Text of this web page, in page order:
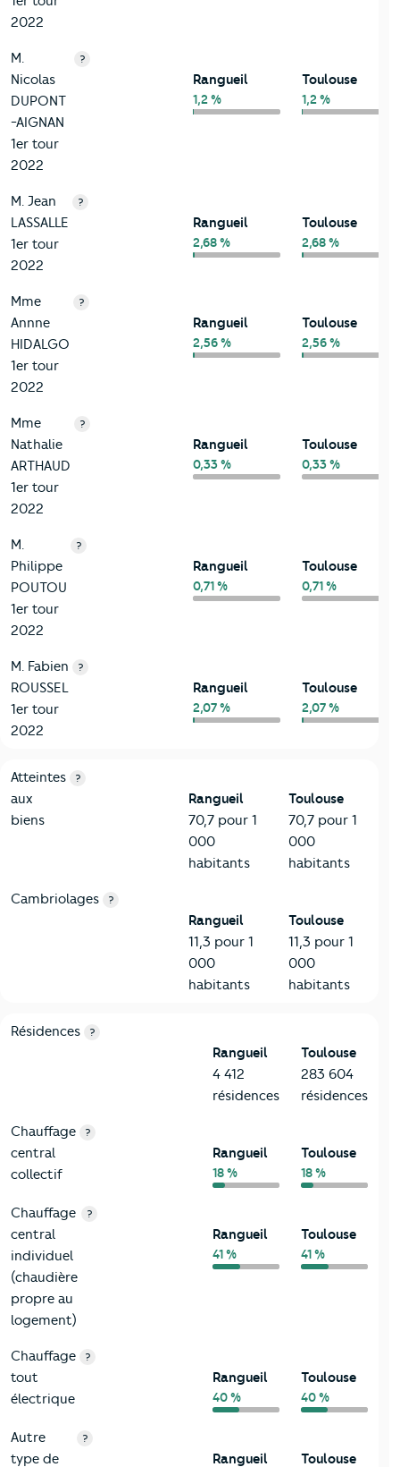
2022
M.
Nicolas
DUPONT
-AIGNAN
1er tour
2022
?
Rangueil
1,2 %
Toulouse
1,2 %
M. Jean
LASSALLE
1er tour
2022
?
Rangueil
2,68 %
Toulouse
2,68 %
Mme
Annne
HIDALGO
1er tour
2022
?
Rangueil
2,56 %
Toulouse
2,56 %
Mme
Nathalie
ARTHAUD
1er tour
2022
?
Rangueil
0,33 %
Toulouse
0,33 %
M.
Philippe
POUTOU
1er tour
2022
?
Rangueil
0,71 %
Toulouse
0,71 %
M. Fabien
ROUSSEL
1er tour
2022
?
Rangueil
2,07 %
Toulouse
2,07 %
7-Sécurité
Critères
Atteintes
aux
biens
?
Rangueil
70,7 pour 1
000
habitants
Toulouse
70,7 pour 1
000
habitants
Cambriolages ?
Rangueil
11,3 pour 1
000
habitants
Toulouse
11,3 pour 1
000
habitants
8-Chauffage
Critères Rangueil
Résidences ?
Rangueil
4 412
résidences
Toulouse
283 604
résidences
Chauffage
central
collectif
?
Rangueil
18 %
Toulouse
18 %
Chauffage
central
individuel
(chaudière
propre au
logement)
?
Rangueil
41 %
Toulouse
41 %
Chauffage
tout
électrique
?
Rangueil
40 %
Toulouse
40 %
Autre
type de
?
Rangueil Toulouse